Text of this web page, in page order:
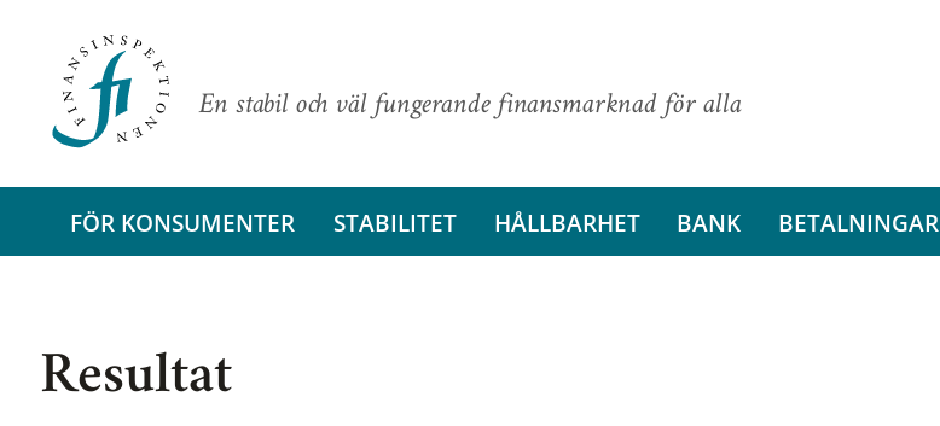
En stabil och väl fungerande finansmarknad för alla
FÖR KONSUMENTER STABILITET HÅLLBARHET BANK BETALNINGAR
Resultat